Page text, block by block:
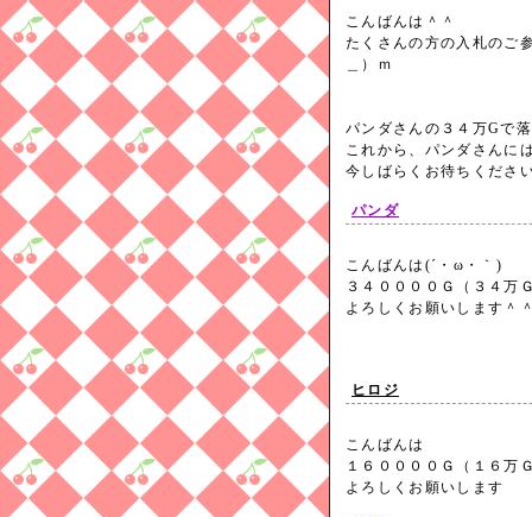
こんばんは＾＾
たくさんの方の入札のご
＿）ｍ
パンダさんの３４万Gで
これから、パンダさんに
今しばらくお待ちくだ
パンダ
こんばんは(´・ω・｀)
３４００００Ｇ（３４万
よろしくお願いします
ヒロジ
こんばんは
１６００００Ｇ（１６万
よろしくお願いします